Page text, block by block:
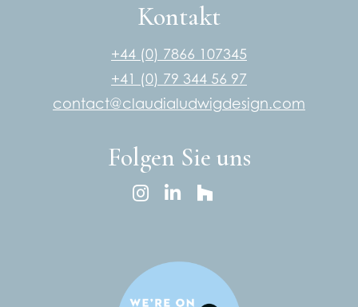
Kontakt
+44 (0) 7866 107345
+41 (0) 79 344 56 97
contact@claudialudwigdesign.com
Folgen Sie uns